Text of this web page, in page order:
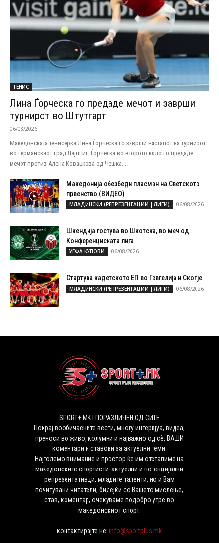
ТЕНИС
Лина Ѓорческа го предаде мечот и заврши
турнирот во Штутгарт
06/08/2026
Македонската тенисерка Лина Ѓорческа го заврши настапот на турнирот
во германскиот град Лајпциг. Ѓорческа во второто коло го предаде
мечот против Алена Ковацкова од Чешка....
Македонија обезбеди пласман на Светското
првенство (ВИДЕО)
МЛАДИНСКИ (РЕПРЕЗЕНТАЦИИ | ЛИГИ) 06/08/2026
Шкендија гостува во Шкотска, во меч од
Конференциската лига
УЕФА КУПОВИ 06/08/2026
Стартува кадетското ЕП во Гевгелија и Скопје
МЛАДИНСКИ (РЕПРЕЗЕНТАЦИИ | ЛИГИ) 06/08/2026
SPORT+ MK | ПОРАЗЛИЧЕН ОД СИТЕ
Покрај вообичаените вести, многу интервјуа, видеа,
преноси во живо, колумни и најважно од сѐ, ВАШИ
коментари и ставови за актуелни теми.
Најголемо внимание и простор ќе им отстапиме на
македонските спортисти, актуелни и потенцијални
репрезентативци, младите таленти, но и Вам
почитувани читатели, бидејќи со Вашето мислење,
став, коментар, очекуваме подобро утре во
македонскиот спорт.
контактирајте не:info@sportplus.mk